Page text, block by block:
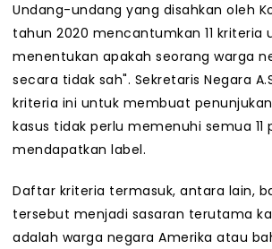
Undang-undang yang disahkan oleh
tahun 2020 mencantumkan 11
menentukan apakah seorang warga
secara tidak sah". Sekretaris Negara
kriteria ini untuk membuat
kasus tidak perlu memenuhi semua 11
mendapatkan label.
Daftar kriteria termasuk, antara lain,
tersebut menjadi sasaran terutama
adalah warga negara Amerika atau